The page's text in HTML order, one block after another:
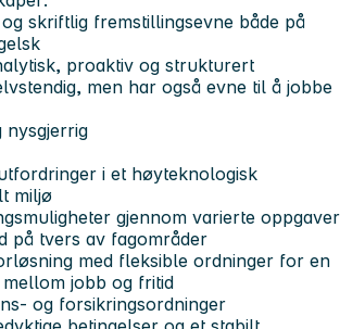
skriftlig fremstillingsevne både på
proaktiv og strukturert
men har også evne til å jobbe
i et høyteknologisk
miljø
gjennom varierte oppgaver
på tvers av fagområder
med fleksible ordninger for en
jobb og fritid
og forsikringsordninger